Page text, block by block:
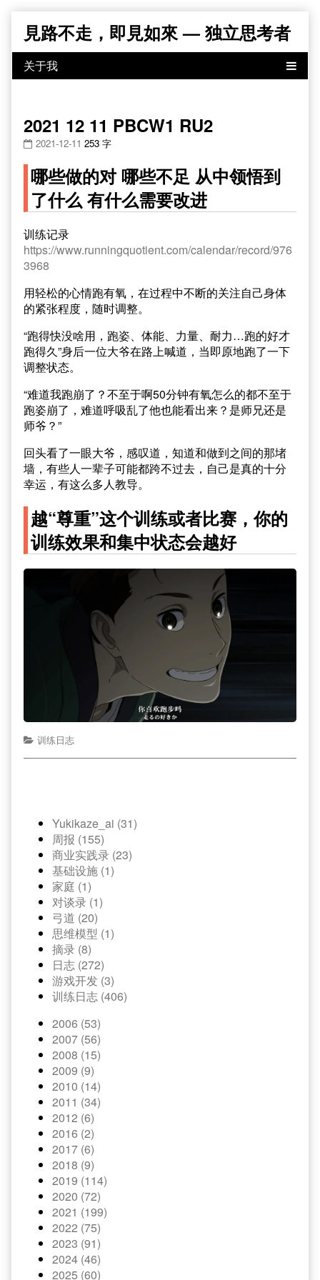
content
見路不走，即見如來 — 独立思考者
2021 12 11 PBCW1 RU2
2021-12-11 253 字
哪些做的对 哪些不足 从中领悟到
了什么 有什么需要改进
训练记录
https://www.runningquotient.com/calendar/record/976
3968
用轻松的心情跑有氧，在过程中不断的关注自己身体
的紧张程度，随时调整。
“跑得快没啥用，跑姿、体能、力量、耐力…跑的好才
跑得久”身后一位大爷在路上喊道，当即原地跑了一下
调整状态。
“难道我跑崩了？不至于啊50分钟有氧怎么的都不至于
跑姿崩了，难道呼吸乱了他也能看出来？是师兄还是
师爷？”
回头看了一眼大爷，感叹道，知道和做到之间的那堵
墙，有些人一辈子可能都跨不过去，自己是真的十分
幸运，有这么多人教导。
越“尊重”这个训练或者比赛，你的
训练效果和集中状态会越好
训练日志
Yukikaze_ai (31)
周报 (155)
商业实践录 (23)
基础设施 (1)
家庭 (1)
对谈录 (1)
弓道 (20)
思维模型 (1)
摘录 (8)
日志 (272)
游戏开发 (3)
训练日志 (406)
2006 (53)
2007 (56)
2008 (15)
2009 (9)
2010 (14)
2011 (34)
2012 (6)
2016 (2)
2017 (6)
2018 (9)
2019 (114)
2020 (72)
2021 (199)
2022 (75)
2023 (91)
2024 (46)
2025 (60)